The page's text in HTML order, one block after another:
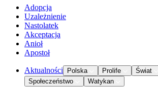
Adopcja
Uzależnienie
Nastolatek
Akceptacja
Anioł
Apostoł
Aktualności Polska Prolife Świat
Społeczeństwo
Watykan